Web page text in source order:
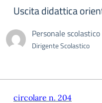
Uscita didattica
Personale scolastico
Dirigente Scolastico
circolare n. 204